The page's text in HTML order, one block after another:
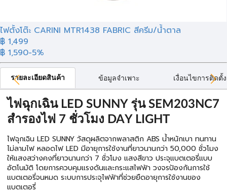
ไฟตั้งโต๊ะ CARINI MTR1438 FABRIC สีครีม/น้ำตาล
฿ 1,499
฿ 1,590-5%
รายละเอียดสินค้า ข้อมูลจำเพาะ เงื่อนไขการติดตั้ง
ไฟฉุกเฉิน LED SUNNY รุ่น SEM203NC7
สำรองไฟ 7 ชั่วโมง DAY LIGHT
ไฟฉุกเฉิน LED SUNNY วัสดุผลิตจากพลาสติก ABS น้ำหนักเบา ทนทาน
ไม่ลามไฟ หลอดไฟ LED มีอายุการใช้งานที่ยาวนานกว่า 50,000 ชั่วโมง
ให้แสงสว่างคงที่ยาวนานกว่า 7 ชั่วโมง แสงสีขาว ประจุแบตเตอรี่แบบ
อัตโนมัติ โดยการควบคุมแรงดันและกระแสไฟฟ้า วงจรป้องกันการใช้
แบตเตอรี่จนหมด ระบบการประจุไฟฟ้าที่ช่วยยืดอายุการใช้งานของ
แบตเตอรี่